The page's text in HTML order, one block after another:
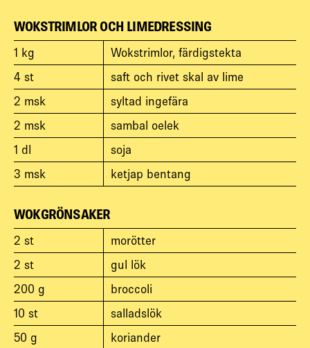
WOKSTRIMLOR OCH LIMEDRESSING
1 kg
Wokstrimlor, färdigstekta
4 st
saft och rivet skal av lime
2 msk
syltad ingefära
2 msk
sambal oelek
1 dl
soja
3 msk ketjap bentang
WOKGRÖNSAKER
2 st
morötter
2 st
gul lök
200 g
broccoli
10 st
salladslök
50 g koriander